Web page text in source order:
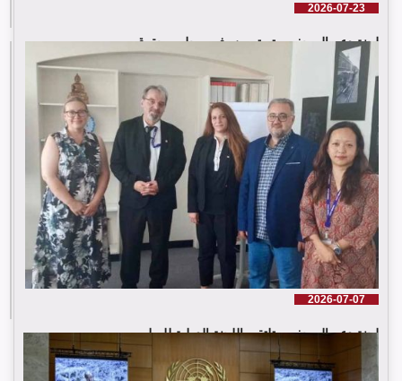
2026-07-23
لجنة دعم الصحفيين تستعرض في مجلس حقوق ...
2026-07-07
لجنة دعم الصحفيين تلتقي اللجنة الدولية للصليب ...
إقرأ المزيد